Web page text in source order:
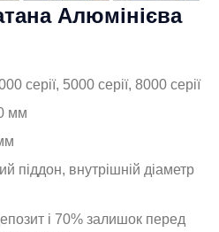
Алюмінієва
серії, 5000 серії, 8000 серії
мм
піддон, внутрішній діаметр
і 70% залишок перед